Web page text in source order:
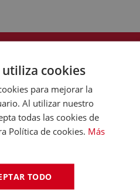
- Vitrocerámica de Inducción
utiliza cookies
para mejorar la
Al utilizar nuestro
todas las cookies de
Política de cookies. Más
TODO